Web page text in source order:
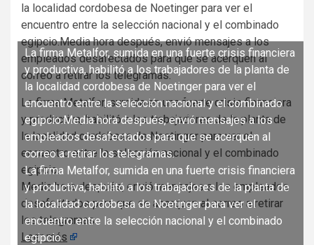
la localidad cordobesa de Noetinger para ver el
encuentro entre la selección nacional y el combinado
egipcio.Media hora después, envió mensajes a los
empleados desafectados para que se acerquen al
correo a retirar los telegramas.
La firma Metalfor, sumida en una fuerte crisis financiera
y productiva, habilitó a los trabajadores de la planta de
la localidad cordobesa de Noetinger para ver el
encuentro entre la selección nacional y el combinado
egipcio.
Media hora después, envió mensajes a los empleados
desafectados para que se acerquen al correo a retirar
los telegramas.
Leer más
La firma Metalfor, sumida en una fuerte crisis financiera
y productiva, habilitó a los trabajadores de la planta de
la localidad cordobesa de Noetinger para ver el
encuentro entre la selección nacional y el combinado
egipcio.Media hora después, envió mensajes a los
empleados desafectados para que se acerquen al
correo a retirar los telegramas.
La firma Metalfor, sumida en una fuerte crisis financiera
y productiva, habilitó a los trabajadores de la planta de
la localidad cordobesa de Noetinger para ver el
encuentro entre la selección nacional y el combinado
egipcio.